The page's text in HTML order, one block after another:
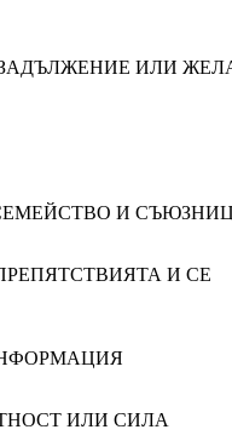
ИЛИ
И
И СЕ
ИЛИ СИЛА